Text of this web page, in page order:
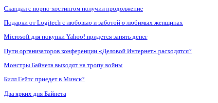
Скандал с порно-хостингом получил продолжение
Подарки от Logitech с любовью и заботой о любимых женщинах
Microsoft для покупки Yahoo! придется занять денег
Пути организаторов конференции «Деловой Интернет» расходятся?
Монстры Байнета выходят на тропу войны
Билл Гейтс приедет в Минск?
Два ярких дня Байнета